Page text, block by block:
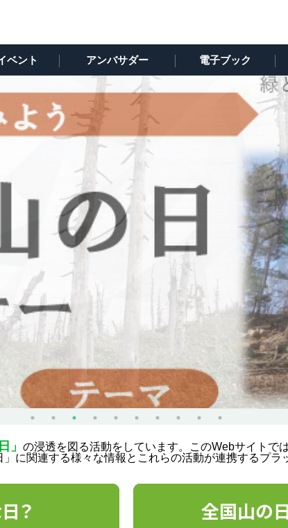
ベント アンバサダー 電子ブック
」 の浸透を図る活動をしています。このWebサイトで
に関連する様々な情報とこれらの活動が連携するプラ
？ 全国山の